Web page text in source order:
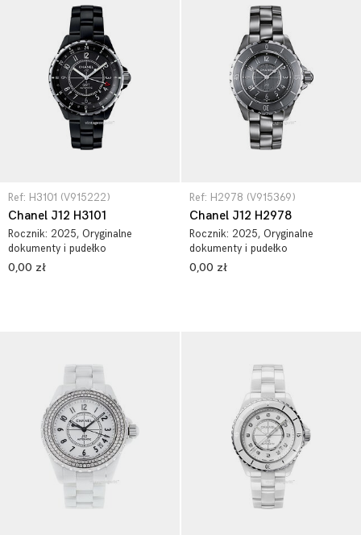
Ref: H3101 (V915222)
Chanel J12 H3101
Rocznik: 2025, Oryginalne
dokumenty i pudełko
0,00 zł
Ref: H2978 (V915369)
Chanel J12 H2978
Rocznik: 2025, Oryginalne
dokumenty i pudełko
0,00 zł